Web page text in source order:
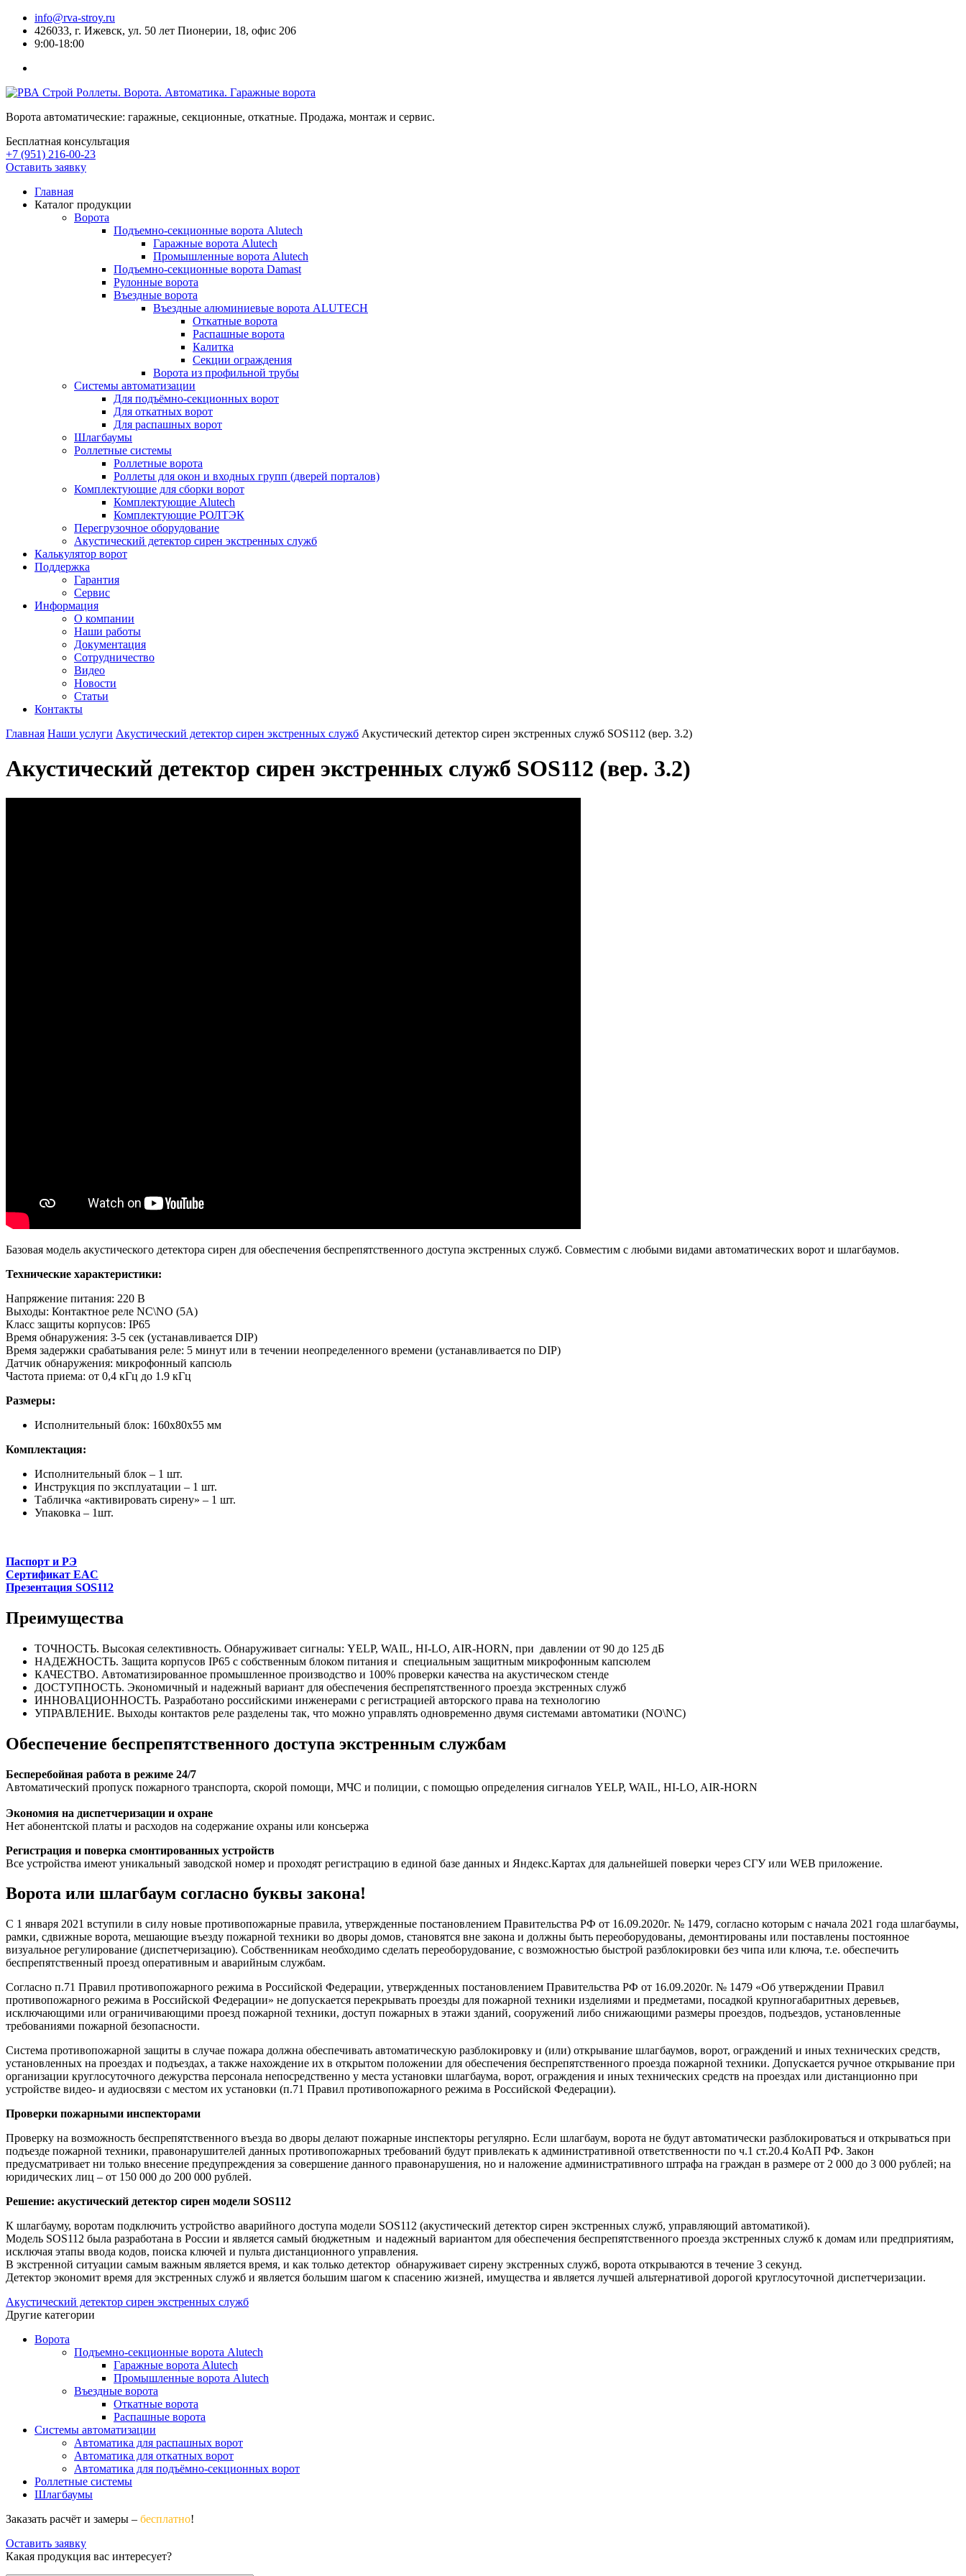
info@rva-stroy.ru
426033, г. Ижевск, ул. 50 лет Пионерии, 18, офис 206
9:00-18:00
Роллеты. Ворота. Автоматика. Гаражные ворота
Ворота автоматические: гаражные, секционные, откатные. Продажа, монтаж и сервис.
Бесплатная консультация
+7 (951) 216-00-23
Оставить заявку
Главная
Каталог продукции
Ворота
Подъемно-секционные ворота Alutech
Гаражные ворота Alutech
Промышленные ворота Alutech
Подъемно-секционные ворота Damast
Рулонные ворота
Въездные ворота
Въездные алюминиевые ворота ALUTECH
Откатные ворота
Распашные ворота
Калитка
Секции ограждения
Ворота из профильной трубы
Системы автоматизации
Для подъёмно-секционных ворот
Для откатных ворот
Для распашных ворот
Шлагбаумы
Роллетные системы
Роллетные ворота
Роллеты для окон и входных групп (дверей порталов)
Комплектующие для сборки ворот
Комплектующие Alutech
Комплектующие РОЛТЭК
Перегрузочное оборудование
Акустический детектор сирен экстренных служб
Калькулятор ворот
Поддержка
Гарантия
Сервис
Информация
О компании
Наши работы
Документация
Сотрудничество
Видео
Новости
Статьи
Контакты
Главная Наши услуги Акустический детектор сирен экстренных служб Акустический детектор сирен экстренных служб SOS112 (вер. 3.2)
Акустический детектор сирен экстренных служб SOS112 (вер. 3.2)
Базовая модель акустического детектора сирен для обеспечения беспрепятственного доступа экстренных служб. Совместим с любыми видами автоматических ворот и шлагбаумов.
Технические характеристики:
Напряжение питания: 220 В
Выходы: Контактное реле NC\NО (5А)
Класс защиты корпусов: IP65
Время обнаружения: 3-5 сек (устанавливается DIP)
Время задержки срабатывания реле: 5 минут или в течении неопределенного времени (устанавливается по DIP)
Датчик обнаружения: микрофонный капсюль
Частота приема: от 0,4 кГц до 1.9 кГц
Размеры:
Исполнительный блок: 160х80х55 мм
Комплектация:
Исполнительный блок – 1 шт.
Инструкция по эксплуатации – 1 шт.
Табличка «активировать сирену» – 1 шт.
Упаковка – 1шт.
Паспорт и РЭ
Сертификат EAC
Презентация SOS112
Преимущества
ТОЧНОСТЬ. Высокая селективность. Обнаруживает сигналы: YELP, WAIL, HI-LO, AIR-HORN, при давлении от 90 до 125 дБ
НАДЕЖНОСТЬ. Защита корпусов IP65 с собственным блоком питания и специальным защитным микрофонным капсюлем
КАЧЕСТВО. Автоматизированное промышленное производство и 100% проверки качества на акустическом стенде
ДОСТУПНОСТЬ. Экономичный и надежный вариант для обеспечения беспрепятственного проезда экстренных служб
ИННОВАЦИОННОСТЬ. Разработано российскими инженерами с регистрацией авторского права на технологию
УПРАВЛЕНИЕ. Выходы контактов реле разделены так, что можно управлять одновременно двумя системами автоматики (NO\NC)
Обеспечение беспрепятственного доступа экстренным службам
Бесперебойная работа в режиме 24/7
Автоматический пропуск пожарного транспорта, скорой помощи, МЧС и полиции, с помощью определения сигналов YELP, WAIL, HI-LO, AIR-HORN
Экономия на диспетчеризации и охране
Нет абонентской платы и расходов на содержание охраны или консьержа
Регистрация и поверка смонтированных устройств
Все устройства имеют уникальный заводской номер и проходят регистрацию в единой базе данных и Яндекс.Картах для дальнейшей поверки через СГУ или WEB приложение.
Ворота или шлагбаум согласно буквы закона!
С 1 января 2021 вступили в силу новые противопожарные правила, утвержденные постановлением Правительства РФ от 16.09.2020г. № 1479, согласно которым с начала 2021 года шлагбаумы,
рамки, сдвижные ворота, мешающие въезду пожарной техники во дворы домов, становятся вне закона и должны быть переоборудованы, демонтированы или поставлены постоянное
визуальное регулирование (диспетчеризацию). Собственникам необходимо сделать переоборудование, с возможностью быстрой разблокировки без чипа или ключа, т.е. обеспечить
беспрепятственный проезд оперативным и аварийным службам.
Согласно п.71 Правил противопожарного режима в Российской Федерации, утвержденных постановлением Правительства РФ от 16.09.2020г. № 1479 «Об утверждении Правил
противопожарного режима в Российской Федерации» не допускается перекрывать проезды для пожарной техники изделиями и предметами, посадкой крупногабаритных деревьев,
исключающими или ограничивающими проезд пожарной техники, доступ пожарных в этажи зданий, сооружений либо снижающими размеры проездов, подъездов, установленные
требованиями пожарной безопасности.
Система противопожарной защиты в случае пожара должна обеспечивать автоматическую разблокировку и (или) открывание шлагбаумов, ворот, ограждений и иных технических средств,
установленных на проездах и подъездах, а также нахождение их в открытом положении для обеспечения беспрепятственного проезда пожарной техники. Допускается ручное открывание при
организации круглосуточного дежурства персонала непосредственно у места установки шлагбаума, ворот, ограждения и иных технических средств на проездах или дистанционно при
устройстве видео- и аудиосвязи с местом их установки (п.71 Правил противопожарного режима в Российской Федерации).
Проверки пожарными инспекторами
Проверку на возможность беспрепятственного въезда во дворы делают пожарные инспекторы регулярно. Если шлагбаум, ворота не будут автоматически разблокироваться и открываться при
подъезде пожарной техники, правонарушителей данных противопожарных требований будут привлекать к административной ответственности по ч.1 ст.20.4 КоАП РФ. Закон
предусматривает ни только внесение предупреждения за совершение данного правонарушения, но и наложение административного штрафа на граждан в размере от 2 000 до 3 000 рублей; на
юридических лиц – от 150 000 до 200 000 рублей.
Решение: акустический детектор сирен модели SOS112
К шлагбауму, воротам подключить устройство аварийного доступа модели SOS112 (акустический детектор сирен экстренных служб, управляющий автоматикой).
Модель SOS112 была разработана в России и является самый бюджетным и надежный вариантом для обеспечения беспрепятственного проезда экстренных служб к домам или предприятиям,
исключая этапы ввода кодов, поиска ключей и пульта дистанционного управления.
В экстренной ситуации самым важным является время, и как только детектор обнаруживает сирену экстренных служб, ворота открываются в течение 3 секунд.
Детектор экономит время для экстренных служб и является большим шагом к спасению жизней, имущества и является лучшей альтернативой дорогой круглосуточной диспетчеризации.
Акустический детектор сирен экстренных служб
Другие категории
Ворота
Подъемно-секционные ворота Alutech
Гаражные ворота Alutech
Промышленные ворота Alutech
Въездные ворота
Откатные ворота
Распашные ворота
Системы автоматизации
Автоматика для распашных ворот
Автоматика для откатных ворот
Автоматика для подъёмно-секционных ворот
Роллетные системы
Шлагбаумы
Заказать расчёт и замеры – бесплатно!
Оставить заявку
Какая продукция вас интересует?